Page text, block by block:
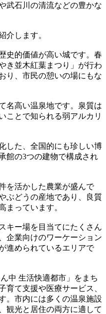
武石川の清流などの豊かな
介します。
史的価値が高い城です。春
き並木紅葉まつり」が行わ
り、市民の憩いの場にもな
名高い温泉地です。泉質は
ことで知られる弱アルカリ
した、全国的にも珍しい博
館の3つの建物で構成され
を活かした農業が盛んで
ぶどうの産地であり、良質
まっています。
キー場を目当てにたくさん
企業向けのワーケーション
進められているエリアで
中 生活快適都市」をまち
育て支援や医療サービス、
。市内には多くの温泉施設
観光と居住の両方に適して